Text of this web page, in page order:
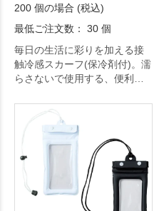
200 個の場合 (税込)
最低ご注文数： 30 個
毎日の生活に彩りを加える接
触冷感スカーフ(保冷剤付)。濡
らさないで使用する、便利な